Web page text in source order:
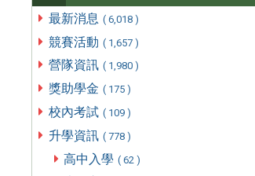
最新消息 ( 6,018 )
競賽活動 ( 1,657 )
營隊資訊 ( 1,980 )
獎助學金 ( 175 )
校內考試 ( 109 )
升學資訊 ( 778 )
高中入學 ( 62 )